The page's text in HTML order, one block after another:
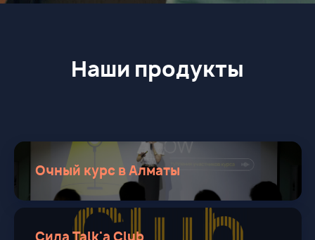
Наши продукты
Очный курс в Алматы